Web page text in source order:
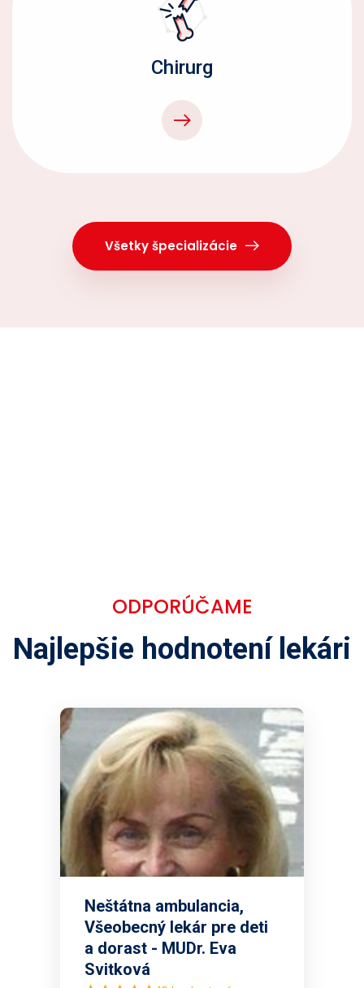
Chirurg
Všetky špecializácie
ODPORÚČAME
Najlepšie hodnotení lekári
Neštátna ambulancia,
Všeobecný lekár pre deti
a dorast - MUDr. Eva
Svitková